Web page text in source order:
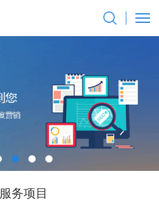
服务项目